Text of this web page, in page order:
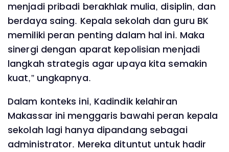
menjadi pribadi berakhlak mulia, disiplin, dan
berdaya saing. Kepala sekolah dan guru BK
memiliki peran penting dalam hal ini. Maka
sinergi dengan aparat kepolisian menjadi
langkah strategis agar upaya kita semakin
kuat,” ungkapnya.
Dalam konteks ini, Kadindik kelahiran
Makassar ini menggaris bawahi peran kepala
sekolah lagi hanya dipandang sebagai
administrator. Mereka dituntut untuk hadir